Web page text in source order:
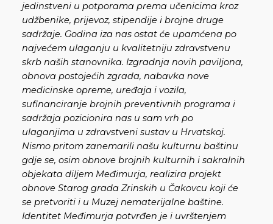
jedinstveni u potporama prema učenicima kroz
udžbenike, prijevoz, stipendije i brojne druge
sadržaje. Godina iza nas ostat će upamćena po
najvećem ulaganju u kvalitetniju zdravstvenu
skrb naših stanovnika. Izgradnja novih paviljona,
obnova postojećih zgrada, nabavka nove
medicinske opreme, uređaja i vozila,
sufinanciranje brojnih preventivnih programa i
sadržaja pozicionira nas u sam vrh po
ulaganjima u zdravstveni sustav u Hrvatskoj.
Nismo pritom zanemarili našu kulturnu baštinu
gdje se, osim obnove brojnih kulturnih i sakralnih
objekata diljem Međimurja, realizira projekt
obnove Starog grada Zrinskih u Čakovcu koji će
se pretvoriti i u Muzej nematerijalne baštine.
Identitet Međimurja potvrđen je i uvrštenjem